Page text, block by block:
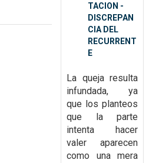
TACION -
DISCREPAN
CIA DEL
RECURRENT
E
La queja resulta
infundada, ya
que los planteos
que la parte
intenta hacer
valer aparecen
como una mera